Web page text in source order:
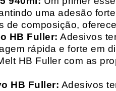
uma adesão
de composição,
HB Fuller: Adesivos
rápida e forte em
HB Fuller com as
HB Fuller: Adesivos